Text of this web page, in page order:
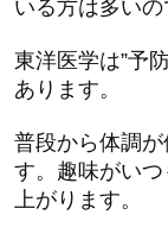
いる方は多い
東洋医学は”予
あります。
普段から体調
す。趣味がい
上がります。